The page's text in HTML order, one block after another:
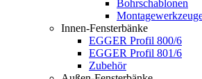
Bohrschablonen
Innen-Fensterbänke
EGGER Profil 800/6
EGGER Profil 801/6
Zubehör